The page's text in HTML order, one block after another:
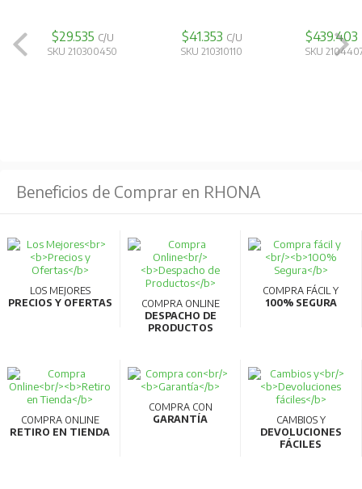
$29.535 C/U
SKU 210300450
$41.353 C/U
SKU 210310110
$439.403
SKU
Beneficios de Comprar en RHONA
LOS MEJORES
PRECIOS Y OFERTAS
COMPRA ONLINE
DESPACHO DE
PRODUCTOS
COMPRA FÁCIL Y
100% SEGURA
COMPRA ONLINE
RETIRO EN TIENDA
COMPRA CON
GARANTÍA
CAMBIOS Y
DEVOLUCIONES
FÁCILES